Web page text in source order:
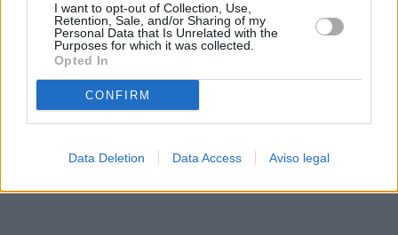
I want to opt-out of Collection, Use,
Retention, Sale, and/or Sharing of my
Personal Data that Is Unrelated with the
Purposes for which it was collected.
Opted In
CONFIRM
Data Deletion Data Access Aviso legal